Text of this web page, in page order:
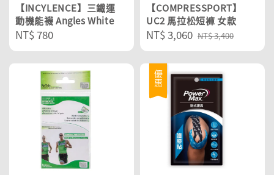
【INCYLENCE】三鐵運
動機能襪 Angles White
Regular
price
NT$ 780
【COMPRESSPORT】
UC2 馬拉松短褲 女款
Sale
price
NT$ 3,060 Regular
price
NT$ 3,400
優惠